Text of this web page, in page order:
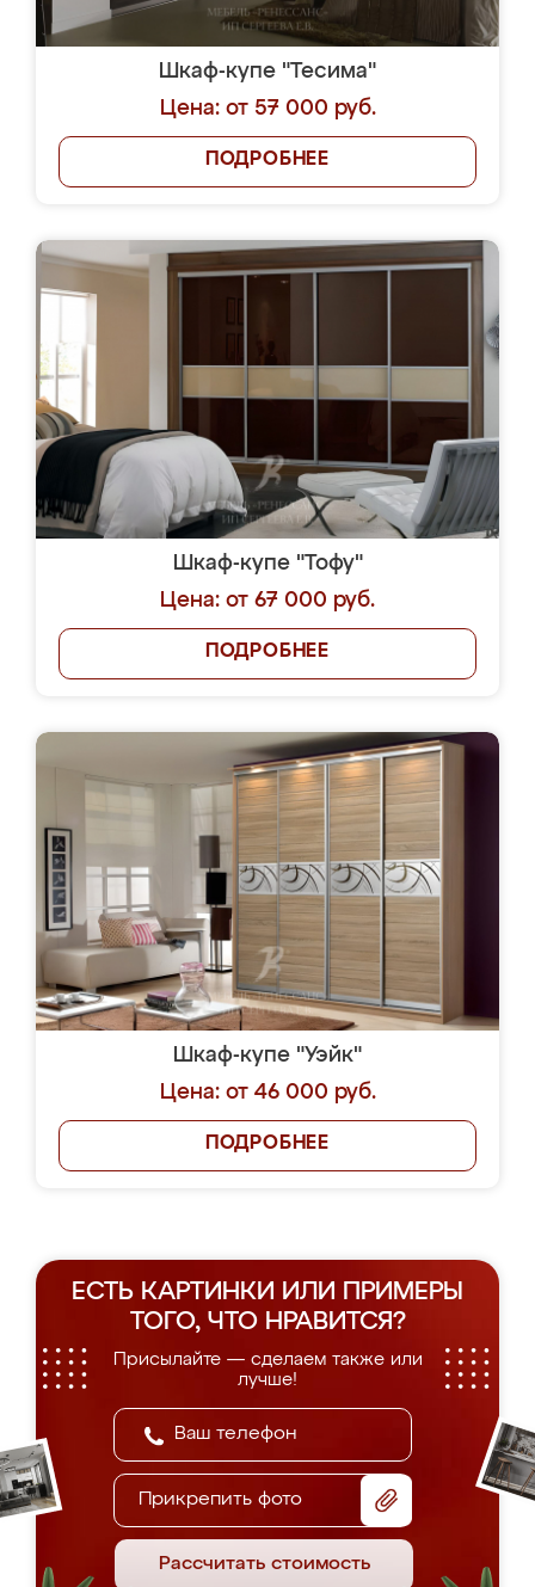
Шкаф-купе "Тесима"
Цена: от 57 000 руб.
ПОДРОБНЕЕ
Шкаф-купе "Тофу"
Цена: от 67 000 руб.
ПОДРОБНЕЕ
Шкаф-купе "Уэйк"
Цена: от 46 000 руб.
ПОДРОБНЕЕ
ЕСТЬ КАРТИНКИ ИЛИ ПРИМЕРЫ
ТОГО, ЧТО НРАВИТСЯ?
Присылайте — сделаем также или
лучше!
Прикрепить фото
Рассчитать стоимость